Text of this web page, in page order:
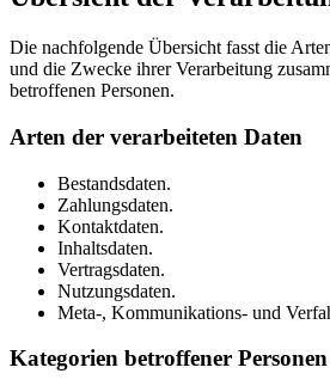
Die nachfolgende Übersicht fasst die
und die Zwecke ihrer Verarbeitung
betroffenen Personen.
Arten der verarbeiteten Daten
Bestandsdaten.
Zahlungsdaten.
Kontaktdaten.
Inhaltsdaten.
Vertragsdaten.
Nutzungsdaten.
Meta-, Kommunikations- und
Kategorien betroffener Personen